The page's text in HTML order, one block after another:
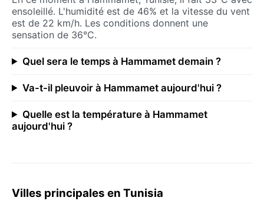
ensoleillé. L'humidité est de 46% et la vitesse du vent
est de 22 km/h. Les conditions donnent une
sensation de 36°C.
Quel sera le temps à Hammamet demain ?
Va-t-il pleuvoir à Hammamet aujourd'hui ?
Quelle est la température à Hammamet
aujourd'hui ?
Villes principales en Tunisia